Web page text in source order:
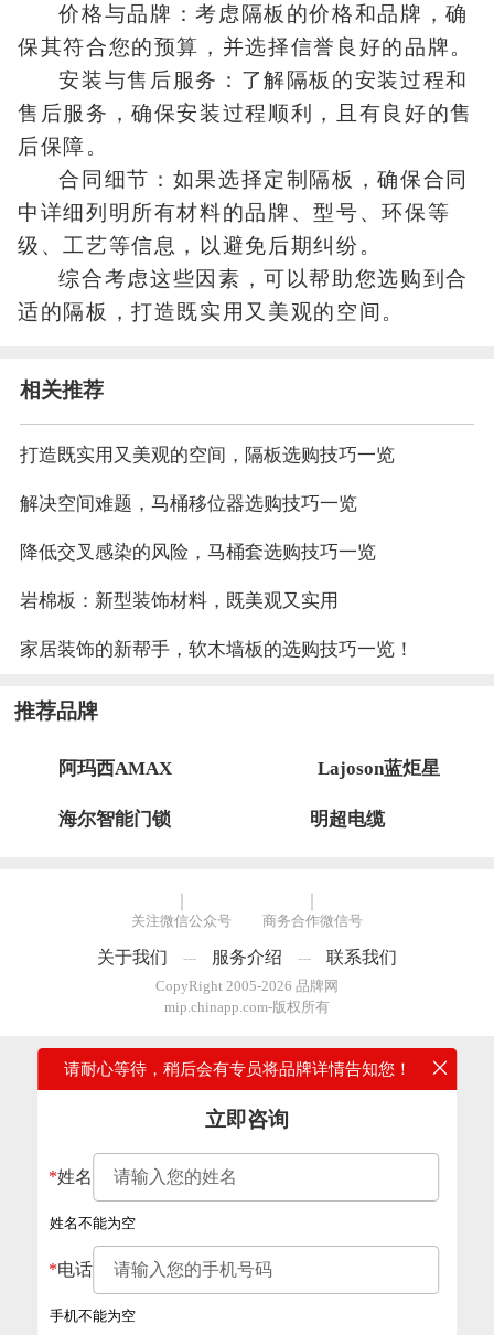
价格与品牌：考虑隔板的价格和品牌，确
保其符合您的预算，并选择信誉良好的品牌。
安装与售后服务：了解隔板的安装过程和
售后服务，确保安装过程顺利，且有良好的售
后保障。
合同细节：如果选择定制隔板，确保合同
中详细列明所有材料的品牌、型号、环保等
级、工艺等信息，以避免后期纠纷。
综合考虑这些因素，可以帮助您选购到合
适的隔板，打造既实用又美观的空间。
相关推荐
打造既实用又美观的空间，隔板选购技巧一览
解决空间难题，马桶移位器选购技巧一览
降低交叉感染的风险，马桶套选购技巧一览
岩棉板：新型装饰材料，既美观又实用
家居装饰的新帮手，软木墙板的选购技巧一览！
推荐品牌
阿玛西AMAX Lajoson蓝炬星
海尔智能门锁 明超电缆
关注微信公众号 商务合作微信号
关于我们 --- 服务介绍 --- 联系我们
CopyRight 2005-2026 品牌网
mip.chinapp.com-版权所有
请耐心等待，稍后会有专员将品牌详情告知您！
立即咨询
*姓名
姓名不能为空
*电话
手机不能为空